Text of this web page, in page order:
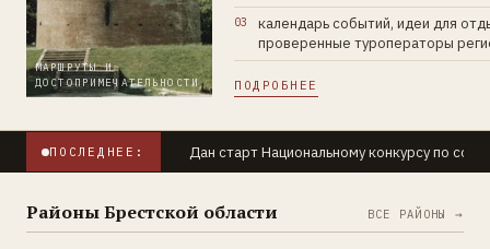
МАРШРУТЫ И
ДОСТОПРИМЕЧАТЕЛЬНОСТИ
календарь событий, идеи для
проверенные туроператоры
ПОДРОБНЕЕ
ПОСЛЕДНЕЕ: Дан старт Национальному конкурсу по
Районы Брестской области ВСЕ РАЙОНЫ →